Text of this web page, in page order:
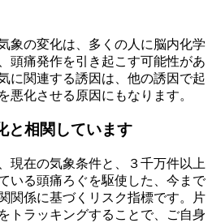
象の変化は、多くの人に脳内化学
頭痛発作を引き起こす可能性があ
に関連する誘因は、他の誘因で起
悪化させる原因にもなります。
と相関しています
現在の気象条件と、３千万件以上
いる頭痛ろぐを駆使した、今まで
関係に基づくリスク指標です。片
トラッキングすることで、ご自身